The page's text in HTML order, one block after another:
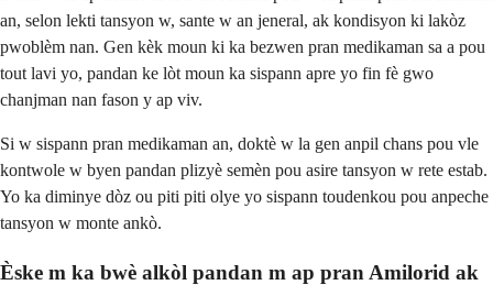
an, selon lekti tansyon w, sante w an jeneral, ak kondisyon ki lakòz
pwoblèm nan. Gen kèk moun ki ka bezwen pran medikaman sa a pou
tout lavi yo, pandan ke lòt moun ka sispann apre yo fin fè gwo
chanjman nan fason y ap viv.
Si w sispann pran medikaman an, doktè w la gen anpil chans pou vle
kontwole w byen pandan plizyè semèn pou asire tansyon w rete estab.
Yo ka diminye dòz ou piti piti olye yo sispann toudenkou pou anpeche
tansyon w monte ankò.
Èske m ka bwè alkòl pandan m ap pran Amilorid ak